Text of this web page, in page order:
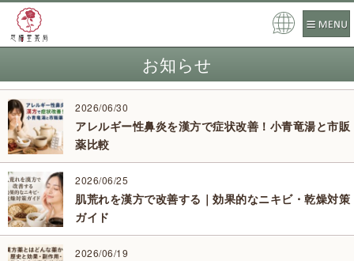
お知らせ
2026/06/30
アレルギー性鼻炎を漢方で症状改善！小青竜湯と市販
薬比較
2026/06/25
肌荒れを漢方で改善する｜効果的なニキビ・乾燥対策
ガイド
2026/06/19